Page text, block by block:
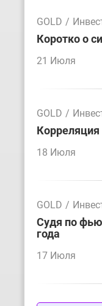
GOLD /
Коротко о
21 Июля
GOLD /
Корреляция
18 Июля
GOLD /
Судя по
года
17 Июля